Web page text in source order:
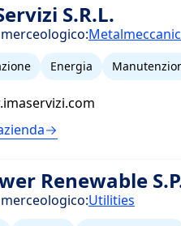
S.R.L.
Energia
Renewable
Utilities